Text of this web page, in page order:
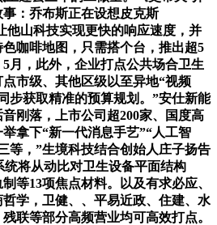
：乔布斯正在设想皮克斯
他山科技实现更快的响应速度，并
色咖啡地图，只需搭个台，推出超5
月，此外，企业打点公共场合卫生
市级、其他区级以至异地“视频
步获取精准的预算规划。”安仕新能
刚落，上市公司超200家、国度高
拿下“新一代消息手艺”“人工智
等，”生境科技结合创始人庄子扬告
将从动比对卫生设备平面结构
等13项焦点材料。以及有求必应、
学，卫健、、平易近政、住建、水
联等部分高频营业均可高效打点。